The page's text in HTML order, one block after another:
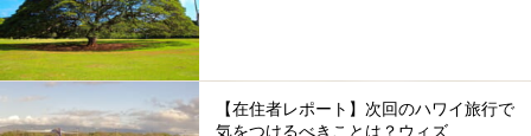
【在住者レポート】次回のハワイ旅行で
気をつけるべきことは？ウィズ...